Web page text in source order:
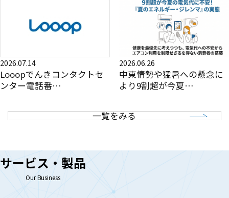
2026.07.14
Looopでんきコンタクトセ
ンター電話番…
2026.06.26
中東情勢や猛暑への懸念に
より9割超が今夏…
一覧をみる
サービス・製品
Our Business